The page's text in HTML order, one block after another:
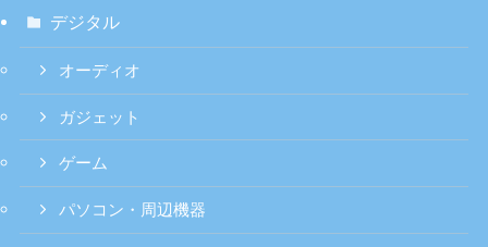
デジタル
オーディオ
ガジェット
ゲーム
パソコン・周辺機器